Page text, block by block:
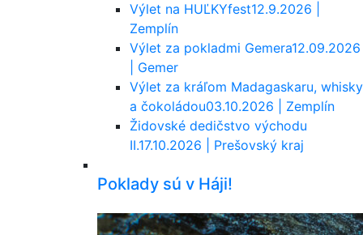
Výlet na HUĽKYfest12.9.2026 |
Zemplín
Výlet za pokladmi Gemera12.09.2026
| Gemer
Výlet za kráľom Madagaskaru, whisky
a čokoládou03.10.2026 | Zemplín
Židovské dedičstvo východu
II.17.10.2026 | Prešovský kraj
Poklady sú v Háji!